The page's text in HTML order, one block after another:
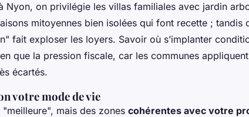
Nyon, on privilégie les villas familiales avec jardin
mitoyennes bien isolées qui font recette ; tandis
fait exploser les loyers. Savoir où s’implanter
que la pression fiscale, car les communes
écartés.
votre mode de vie
"meilleure", mais des zones cohérentes avec votre